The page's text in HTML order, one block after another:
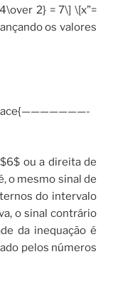
2} = 7\] \[x”=
os valores
ou a direita de
o mesmo sinal de
do intervalo
o sinal contrário
da inequação é
pelos números